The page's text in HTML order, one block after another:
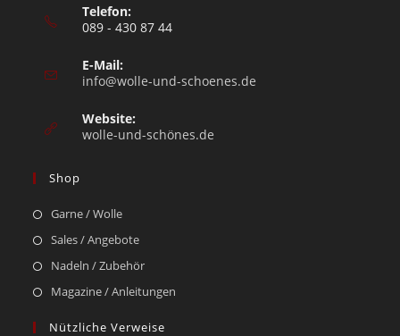
Telefon:
089 - 430 87 44
E-Mail:
info@wolle-und-schoenes.de
Website:
wolle-und-schönes.de
Shop
Garne / Wolle
Sales / Angebote
Nadeln / Zubehör
Magazine / Anleitungen
Nützliche Verweise